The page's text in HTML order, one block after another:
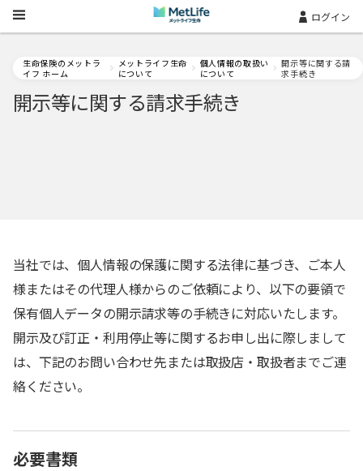
Skip Navigation ログイン
生命保険のメットラ
イフ ホーム
メットライフ生命
について
個人情報の取扱い
について
開示等に関する請
求手続き
開示等に関する請求手続き
当社では、個人情報の保護に関する法律に基づき、ご本人
様またはその代理人様からのご依頼により、以下の要領で
保有個人データの開示請求等の手続きに対応いたします。
開示及び訂正・利用停止等に関するお申し出に際しまして
は、下記のお問い合わせ先または取扱店・取扱者までご連
絡ください。
必要書類